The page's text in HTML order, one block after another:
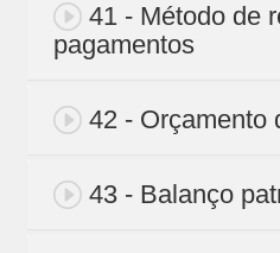
41 - Método de
pagamentos
42 - Orçamento
43 - Balanço